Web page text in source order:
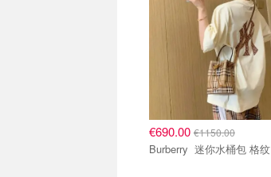
€690.00 €1150.00
Burberry 迷你水桶包 格纹